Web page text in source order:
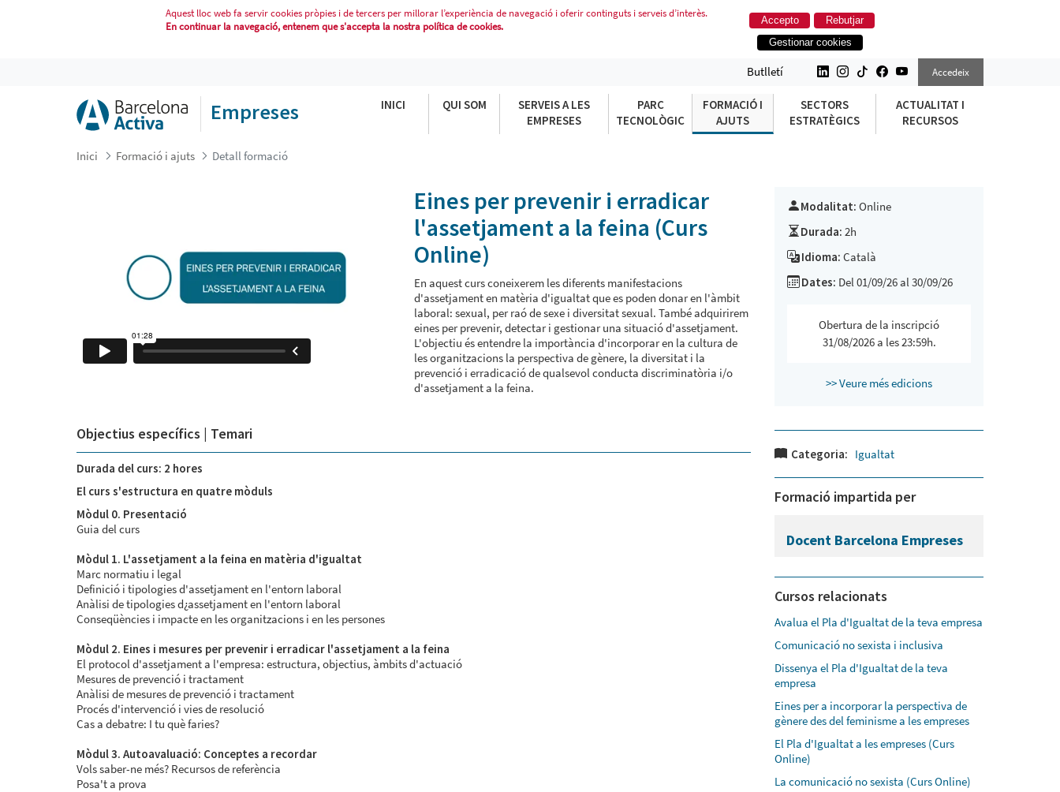
Aquest lloc web fa servir cookies pròpies i de tercers per millorar l’experiència de navegació i oferir continguts i serveis d’interès.
En continuar la navegació, entenem que s'accepta la nostra política de cookies.
Accepto
Rebutjar
Gestionar cookies
EINES PER PREVENIR I ERRADICAR L&#39;ASSETJAMENT A LA FEINA (CURS ONLINE)
Butlletí Accedeix
Empreses INICI QUI SOM
SERVEIS A LES
EMPRESES
PARC
TECNOLÒGIC
FORMACIÓ I
AJUTS
SECTORS
ESTRATÈGICS
ACTUALITAT I
RECURSOS
Inici Formació i ajuts Detall formació
Eines per prevenir i erradicar
l'assetjament a la feina (Curs
Online)
En aquest curs coneixerem les diferents manifestacions
d'assetjament en matèria d'igualtat que es poden donar en l'àmbit
laboral: sexual, per raó de sexe i diversitat sexual. També adquirirem
eines per prevenir, detectar i gestionar una situació d'assetjament.
L'objectiu és entendre la importància d'incorporar en la cultura de
les organitzacions la perspectiva de gènere, la diversitat i la
prevenció i erradicació de qualsevol conducta discriminatòria i/o
d'assetjament a la feina.
Objectius específics | Temari
Durada del curs: 2 hores
El curs s'estructura en quatre mòduls
Mòdul 0. Presentació
Guia del curs
Mòdul 1. L'assetjament a la feina en matèria d'igualtat
Marc normatiu i legal
Definició i tipologies d'assetjament en l'entorn laboral
Anàlisi de tipologies d¿assetjament en l'entorn laboral
Conseqüències i impacte en les organitzacions i en les persones
Mòdul 2. Eines i mesures per prevenir i erradicar l'assetjament a la feina
El protocol d'assetjament a l'empresa: estructura, objectius, àmbits d'actuació
Mesures de prevenció i tractament
Anàlisi de mesures de prevenció i tractament
Procés d'intervenció i vies de resolució
Cas a debatre: I tu què faries?
Mòdul 3. Autoavaluació: Conceptes a recordar
Vols saber-ne més? Recursos de referència
Posa't a prova
Modalitat: Online
Durada: 2h
Idioma: Català
Dates: Del 01/09/26 al 30/09/26
Obertura de la inscripció
31/08/2026 a les 23:59h.
>> Veure més edicions
Categoria: Igualtat
Formació impartida per
Docent Barcelona Empreses
Cursos relacionats
Avalua el Pla d'Igualtat de la teva empresa
Comunicació no sexista i inclusiva
Dissenya el Pla d'Igualtat de la teva
empresa
Eines per a incorporar la perspectiva de
gènere des del feminisme a les empreses
El Pla d'Igualtat a les empreses (Curs
Online)
La comunicació no sexista (Curs Online)